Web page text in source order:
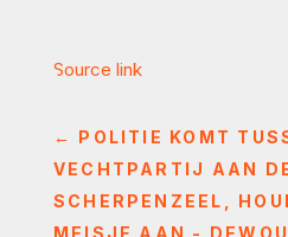
Source link
← POLITIE KOMT
VECHTPARTIJ AAN
SCHERPENZEEL,
MEISJE AAN -